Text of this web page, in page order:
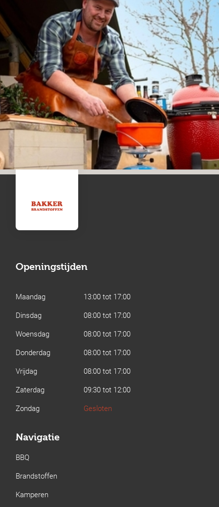
Openingstijden
Maandag
13:00 tot 17:00
Dinsdag
08:00 tot 17:00
Woensdag
08:00 tot 17:00
Donderdag
08:00 tot 17:00
Vrijdag
08:00 tot 17:00
Zaterdag
09:30 tot 12:00
Zondag
Gesloten
Navigatie
BBQ
Brandstoffen
Kamperen